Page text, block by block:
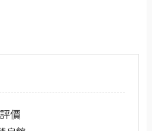
價